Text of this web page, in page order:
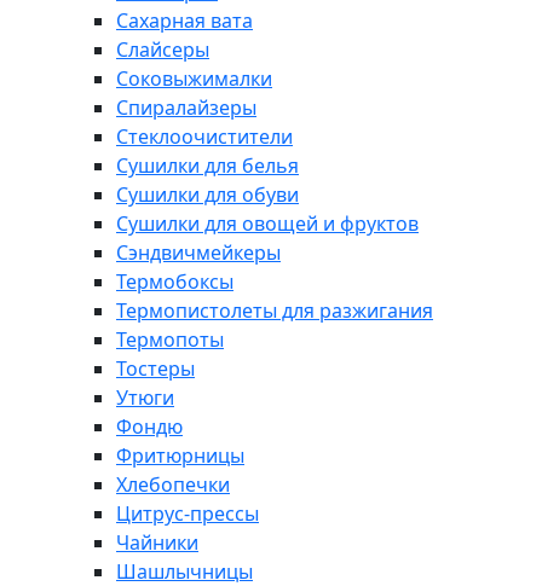
Сахарная вата
Слайсеры
Соковыжималки
Спиралайзеры
Стеклоочистители
Сушилки для белья
Сушилки для обуви
Сушилки для овощей и фруктов
Сэндвичмейкеры
Термобоксы
Термопистолеты для разжигания
Термопоты
Тостеры
Утюги
Фондю
Фритюрницы
Хлебопечки
Цитрус-прессы
Чайники
Шашлычницы